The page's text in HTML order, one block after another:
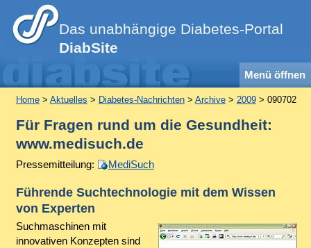
Das unabhängige Diabetes-Portal
DiabSite
Menü öffnen
Home> Aktuelles > Diabetes-Nachrichten> Archive> 2009> 090702
Für Fragen rund um die Gesundheit:
www.medisuch.de
Pressemitteilung: MediSuch
Führende Suchtechnologie mit dem Wissen
von Experten
Suchmaschinen mit
innovativen Konzepten sind